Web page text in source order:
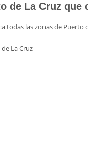
de La Cruz
todas las zonas de Puerto
La Cruz